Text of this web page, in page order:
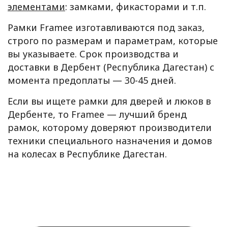
элементами: замками, фикасторами и т.п.
Рамки Framee изготавливаются под заказ,
строго по размерам и параметрам, которые
вы указываете. Срок производства и
доставки в Дербент (Республика Дагестан) с
момента предоплаты — 30-45 дней.
Если вы ищете рамки для дверей и люков в
Дербенте, то Framee — лучший бренд
рамок, которому доверяют производители
техники специального назначения и домов
на колесах в Республике Дагестан.